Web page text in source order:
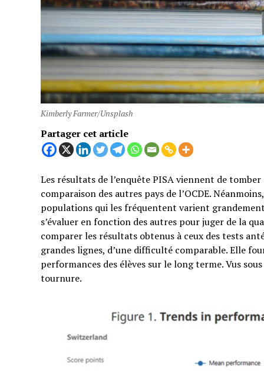
Kimberly Farmer/Unsplash
Partager cet article
Les résultats de l’enquête PISA viennent de
comparaison des autres pays de l’OCDE.
populations qui les fréquentent varient
s’évaluer en fonction des autres pour juger de la
comparer les résultats obtenus à ceux des tests
grandes lignes, d’une difficulté comparable. Elle
performances des élèves sur le long terme. Vus
tournure.